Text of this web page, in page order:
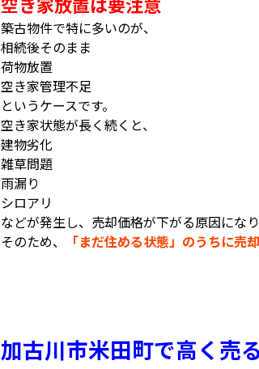
築古物件で特に多いのが、
相続後そのまま
荷物放置
空き家管理不足
というケースです。
空き家状態が長く続くと、
建物劣化
雑草問題
雨漏り
シロアリ
などが発生し、売却価格が下がる原因になり
そのため、
「まだ住める状態」のうちに売
加古川市米田町で高く売